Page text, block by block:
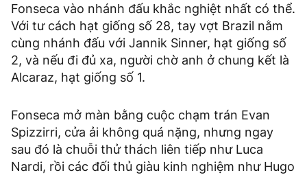
Fonseca vào nhánh đấu khắc nghiệt nhất có thể.
Với tư cách hạt giống số 28, tay vợt Brazil nằm
cùng nhánh đấu với Jannik Sinner, hạt giống số
2, và nếu đi đủ xa, người chờ anh ở chung kết là
Alcaraz, hạt giống số 1.
Fonseca mở màn bằng cuộc chạm trán Evan
Spizzirri, cửa ải không quá nặng, nhưng ngay
sau đó là chuỗi thử thách liên tiếp như Luca
Nardi, rồi các đối thủ giàu kinh nghiệm như Hugo